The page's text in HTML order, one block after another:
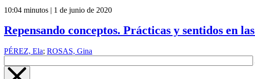
10:04 minutos | 1 de junio de 2020
Repensando conceptos. Prácticas y sentidos en
PÉREZ, Ela; ROSAS, Gina